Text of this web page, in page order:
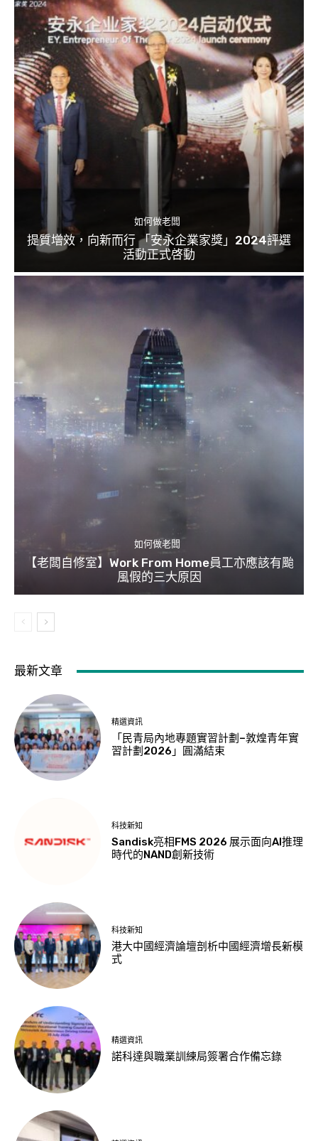
如何做老闆
提質增效，向新而行 「安永企業家獎」2024評選
活動正式啓動
如何做老闆
【老闆自修室】Work From Home員工亦應該有颱
風假的三大原因
最新文章
精選資訊
「民青局內地專題實習計劃–敦煌青年實
習計劃2026」圓滿結束
科技新知
Sandisk亮相FMS 2026 展示面向AI推理
時代的NAND創新技術
科技新知
港大中國經濟論壇剖析中國經濟增長新模
式
精選資訊
諾科達與職業訓練局簽署合作備忘錄